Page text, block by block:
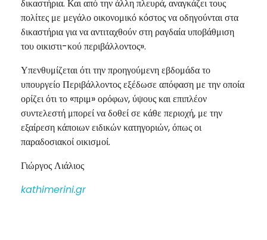
δικαστήρια. Και από την άλλη πλευρά, αναγκάζει τους
πολίτες με μεγάλο οικονομικό κόστος να οδηγούνται στα
δικαστήρια για να αντιταχθούν στη ραγδαία υποβάθμιση
του οικιστι-κού περιβάλλοντος».
Υπενθυμίζεται ότι την προηγούμενη εβδομάδα το
υπουργείο Περιβάλλοντος εξέδωσε απόφαση με την οποία
ορίζει ότι το «πριμ» ορόφων, ύψους και επιπλέον
συντελεστή μπορεί να δοθεί σε κάθε περιοχή, με την
εξαίρεση κάποιων ειδικών κατηγοριών, όπως οι
παραδοσιακοί οικισμοί.
Γιώργος Λιάλιος
kathimerini.gr